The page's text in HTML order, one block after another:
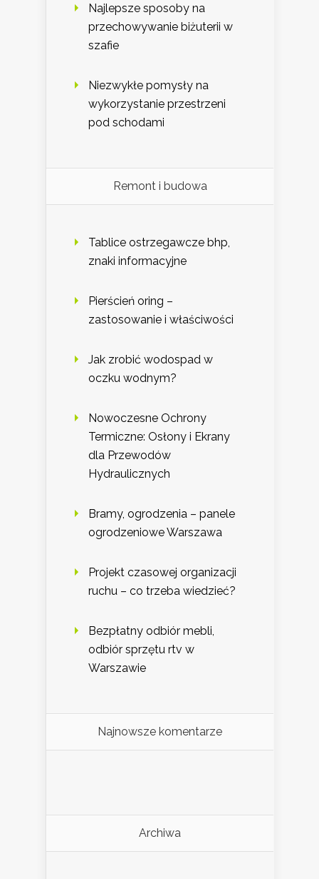
Najlepsze sposoby na
przechowywanie biżuterii w
szafie
Niezwykłe pomysły na
wykorzystanie przestrzeni
pod schodami
Remont i budowa
Tablice ostrzegawcze bhp,
znaki informacyjne
Pierścień oring –
zastosowanie i właściwości
Jak zrobić wodospad w
oczku wodnym?
Nowoczesne Ochrony
Termiczne: Osłony i Ekrany
dla Przewodów
Hydraulicznych
Bramy, ogrodzenia – panele
ogrodzeniowe Warszawa
Projekt czasowej organizacji
ruchu – co trzeba wiedzieć?
Bezpłatny odbiór mebli,
odbiór sprzętu rtv w
Warszawie
Najnowsze komentarze
Archiwa